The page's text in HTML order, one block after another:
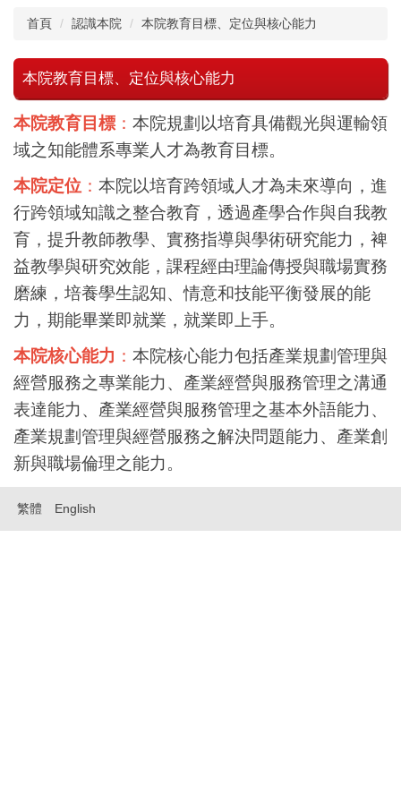
首頁 認識本院 本院教育目標、定位與核心能力
本院教育目標、定位與核心能力
本院教育目標 ： 本院規劃以培育具備觀光與運輸領
域之知能體系專業人才為教育目標。
本院定位 ： 本院以培育跨領域人才為未來導向，進
行跨領域知識之整合教育，透過產學合作與自我教
育，提升教師教學、實務指導與學術研究能力，裨
益教學與研究效能，課程經由理論傳授與職場實務
磨練，培養學生認知、情意和技能平衡發展的能
力，期能畢業即就業，就業即上手。
本院核心能力 ： 本院核心能力包括產業規劃管理與
經營服務之專業能力、產業經營與服務管理之溝通
表達能力、產業經營與服務管理之基本外語能力、
產業規劃管理與經營服務之解決問題能力、產業創
新與職場倫理之能力。
繁體 English